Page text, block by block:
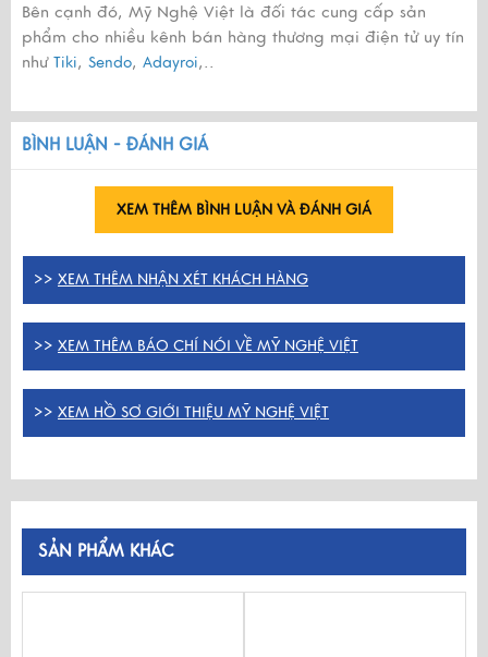
Bên cạnh đó, Mỹ Nghệ Việt là đối tác cung cấp sản
phẩm cho nhiều kênh bán hàng thương mại điện tử uy tín
như Tiki, Sendo, Adayroi,..
BÌNH LUẬN - ĐÁNH GIÁ
XEM THÊM BÌNH LUẬN VÀ ĐÁNH GIÁ
>> XEM THÊM NHẬN XÉT KHÁCH HÀNG
>> XEM THÊM BÁO CHÍ NÓI VỀ MỸ NGHỆ VIỆT
>> XEM HỒ SƠ GIỚI THIỆU MỸ NGHỆ VIỆT
SẢN PHẨM KHÁC